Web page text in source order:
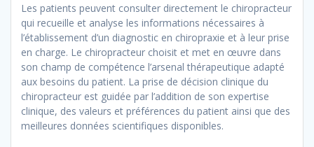
Les patients peuvent consulter directement le chiropracteur
qui recueille et analyse les informations nécessaires à
l’établissement d’un diagnostic en chiropraxie et à leur prise
en charge. Le chiropracteur choisit et met en œuvre dans
son champ de compétence l’arsenal thérapeutique adapté
aux besoins du patient. La prise de décision clinique du
chiropracteur est guidée par l’addition de son expertise
clinique, des valeurs et préférences du patient ainsi que des
meilleures données scientifiques disponibles.